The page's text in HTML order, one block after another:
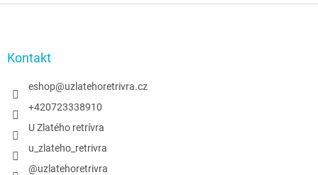
Kontakt
eshop@uzlatehoretrivra.cz
+420723338910
U Zlatého retrívra
u_zlateho_retrivra
@uzlatehoretrivra